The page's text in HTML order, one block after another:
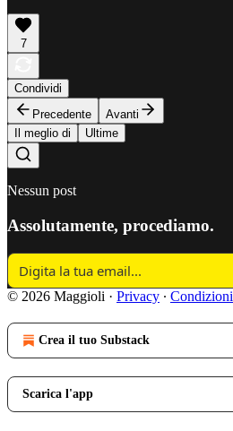
7
Condividi
Precedente
Avanti
Il meglio di
Ultime
Nessun post
Assolutamente, procediamo.
© 2026 Maggioli · Privacy ∙ Condizioni
Crea il tuo Substack
Scarica l'app